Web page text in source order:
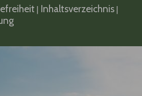
Inhaltsverzeichnis